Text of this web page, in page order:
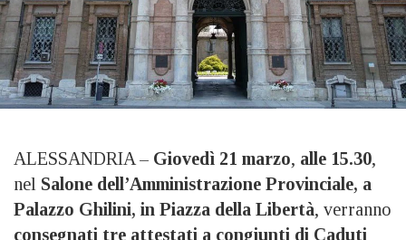
ALESSANDRIA – Giovedì 21 marzo, alle 15.30,
nel Salone dell’Amministrazione Provinciale, a
Palazzo Ghilini, in Piazza della Libertà, verranno
consegnati tre attestati a congiunti di Caduti